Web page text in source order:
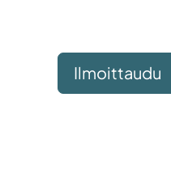
Ilmoittaudu